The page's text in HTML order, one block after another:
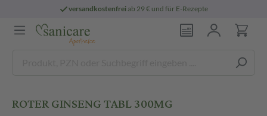
versandkostenfreiab 29 € und für E-Rezepte
ROTER GINSENG TABL 300MG